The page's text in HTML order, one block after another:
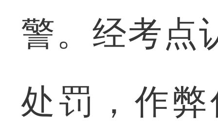
警。经考点
处罚，作